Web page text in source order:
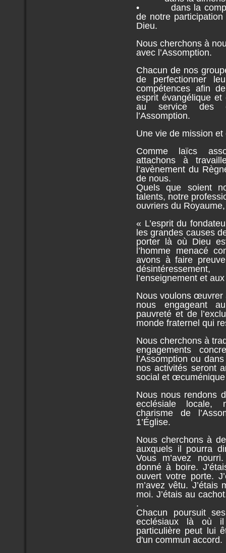
• dans la
de notre
Dieu.
Nous cherchons à
avec l’Assomption.
Chacun de nos
de perfectionner
compétences afin
esprit évangélique
au service des
l’Assomption.
Une vie de mission
Comme laïcs
attachons à
l’avènement du
de nous.
Quels que soient
talents, notre
ouvriers du
« L’esprit du
les grandes causes
porter là où Dieu
l’homme menacé
avons à faire
l’enseignement et
Nous voulons œuvrer
nous engageant
pauvreté et de
monde fraternel qui
Nous cherchons à
engagements
l’Assomption ou
nos activités seront
social et
Nous nous rendons
ecclésiale locale,
charisme de
1’Église.
Nous cherchons à
auxquels il pourra
Vous m’avez
donné à boire.
ouvert votre porte.
m’avez vêtu.
moi. J’étais au
.
Chacun poursuit
ecclésiaux là où
particulière peut lui
d'un commun accord.